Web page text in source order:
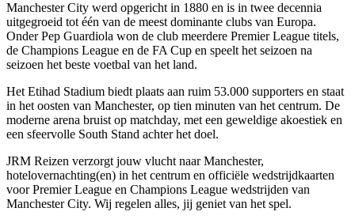
Manchester City werd opgericht in 1880 en is in twee decennia
uitgegroeid tot één van de meest dominante clubs van Europa.
Onder Pep Guardiola won de club meerdere Premier League titels,
de Champions League en de FA Cup en speelt het seizoen na
seizoen het beste voetbal van het land.
Het Etihad Stadium biedt plaats aan ruim 53.000 supporters en staat
in het oosten van Manchester, op tien minuten van het centrum. De
moderne arena bruist op matchday, met een geweldige akoestiek en
een sfeervolle South Stand achter het doel.
JRM Reizen verzorgt jouw vlucht naar Manchester,
hotelovernachting(en) in het centrum en officiële wedstrijdkaarten
voor Premier League en Champions League wedstrijden van
Manchester City. Wij regelen alles, jij geniet van het spel.